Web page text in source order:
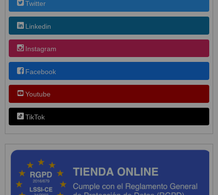
Twitter
Linkedin
Instagram
Facebook
Youtube
TikTok